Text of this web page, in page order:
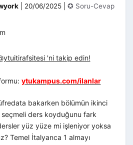
20/06/2025 Kategoriler
✪ Soru-Cevap
'ni takip edin!
ytukampus.com/ilanlar
bakarken bölümün ikinci
seçmeli ders koyduğunu fark
yüz yüze mi işleniyor yoksa
Temel İtalyanca 1 almayı